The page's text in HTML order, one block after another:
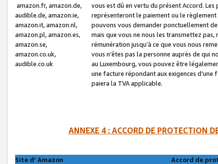
amazon.fr, amazon.de,
audible.de, amazon.ie,
amazon.it, amazon.nl,
amazon.pl, amazon.es,
amazon.se,
amazon.co.uk,
audible.co.uk
vous est dû en vertu du présent Accord.
représenteront le paiement ou le
pouvons vous demander ponctuellement
mais que vous ne nous les transmettez
rémunération jusqu’à ce que vous nous
vous n’êtes pas la personne auprès de qui
au Luxembourg, vous pouvez être
une facture répondant aux exigences
paiera la TVA applicable.
ANNEXE 4 : ACCORD DE PROTECTION
Site d’ Amazon
Accord de